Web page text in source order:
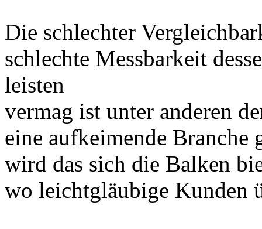
Die schlechter
schlechte Messbarkeit
leisten
vermag ist unter anderen
eine aufkeimende
wird das sich die Balken
wo leichtgläubige Kunden